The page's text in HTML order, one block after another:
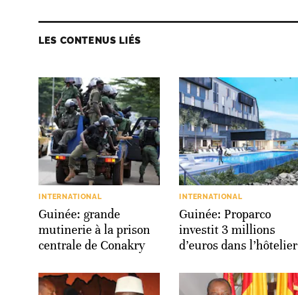
LES CONTENUS LIÉS
INTERNATIONAL
Guinée: grande
mutinerie à la prison
centrale de Conakry
INTERNATIONAL
Guinée: Proparco
investit 3 millions
d’euros dans l’hôtelier